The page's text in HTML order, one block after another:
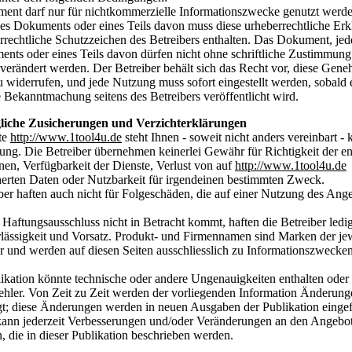
darf nur für nichtkommerzielle Informationszwecke genutzt
Dokuments oder eines Teils davon muss diese urheberrechtliche
Schutzzeichen des Betreibers enthalten. Das Dokument,
oder eines Teils davon dürfen nicht ohne schriftliche
werden. Der Betreiber behält sich das Recht vor, diese
widerrufen, und jede Nutzung muss sofort eingestellt werden, sobald
seitens des Betreibers veröffentlicht wird.
Zusicherungen und Verzichterklärungen
http://www.1tool4u.de steht Ihnen - soweit nicht anders vereinbart -
Die Betreiber übernehmen keinerlei Gewähr für Richtigkeit der
Verfügbarkeit der Dienste, Verlust von aufhttp://www.1tool4u.de
Daten oder Nutzbarkeit für irgendeinen bestimmten Zweck.
haften auch nicht für Folgeschäden, die auf einer Nutzung des
nicht in Betracht kommt, haften die Betreiber
und Vorsatz. Produkt- und Firmennamen sind Marken der
und werden auf diesen Seiten ausschliesslich zu
könnte technische oder andere Ungenauigkeiten enthalten
Von Zeit zu Zeit werden der vorliegenden Information
diese Änderungen werden in neuen Ausgaben der Publikation
jederzeit Verbesserungen und/oder Veränderungen an den
die in dieser Publikation beschrieben werden.